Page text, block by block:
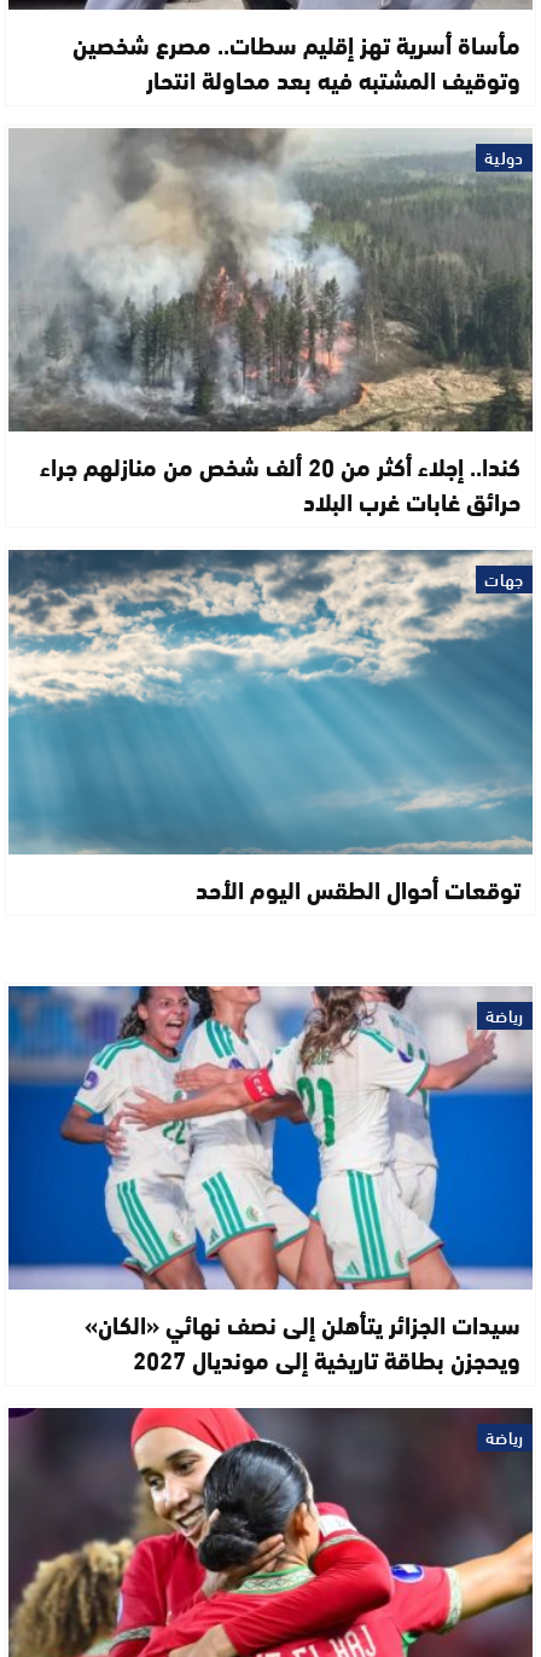
مأساة أسرية تهز إقليم سطات.. مصرع شخصين
وتوقيف المشتبه فيه بعد محاولة انتحار
دولية
كندا.. إجلاء أكثر من 20 ألف شخص من منازلهم جراء
حرائق غابات غرب البلاد
جهات
توقعات أحوال الطقس اليوم الأحد
رياضة
سيدات الجزائر يتأهلن إلى نصف نهائي «الكان»
ويحجزن بطاقة تاريخية إلى مونديال 2027
رياضة